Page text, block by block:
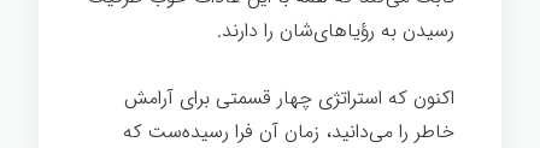
رسیدن به رؤیاهای‌شان را دارند.
اکنون که استراتژی چهار قسمتی برای آرامش
خاطر را می‌دانید، زمان آن فرا رسیده‌ست که